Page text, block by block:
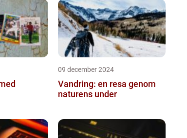
09 december 2024
Vandring: en resa genom
naturens under